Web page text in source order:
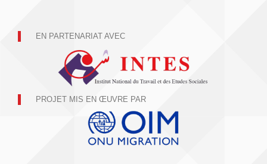
EN PARTENARIAT AVEC
PROJET MIS EN ŒUVRE PAR